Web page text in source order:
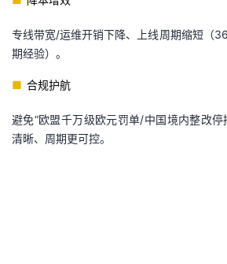
专线带宽/运维开销下降、上线周期缩短（
期经验）。
■ 合规护航
避免“欧盟千万级欧元罚单/中国境内整改停
清晰、周期更可控。